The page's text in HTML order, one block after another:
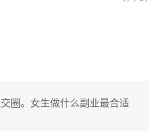
圈。女生做什么副业最合适